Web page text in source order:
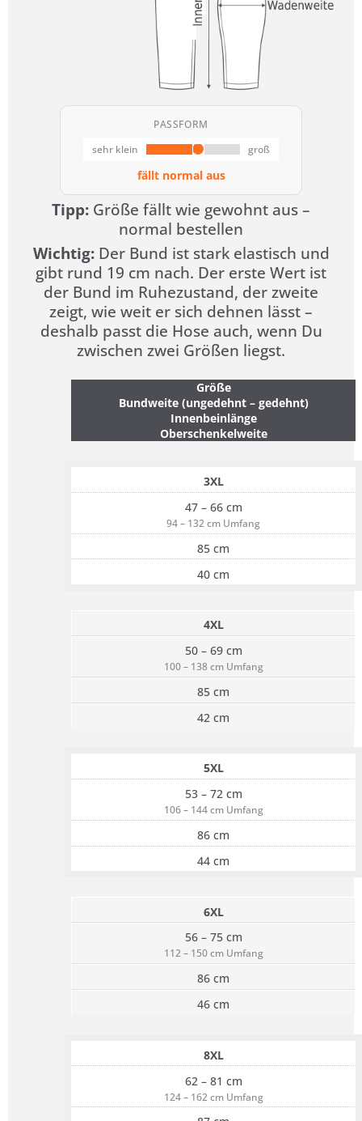
PASSFORM
sehr klein
groß
fällt normal aus
Tipp: Größe fällt wie gewohnt aus –
normal bestellen
Wichtig:Der Bund ist stark elastisch und
gibt rund 19 cm nach. Der erste Wert ist
der Bund im Ruhezustand, der zweite
zeigt, wie weit er sich dehnen lässt –
deshalb passt die Hose auch, wenn Du
zwischen zwei Größen liegst.
Größe
Bundweite (ungedehnt – gedehnt)
Innenbeinlänge
Oberschenkelweite
3XL
47 – 66 cm
94 – 132 cm Umfang
85 cm
40 cm
4XL
50 – 69 cm
100 – 138 cm Umfang
85 cm
42 cm
5XL
53 – 72 cm
106 – 144 cm Umfang
86 cm
44 cm
6XL
56 – 75 cm
112 – 150 cm Umfang
86 cm
46 cm
8XL
62 – 81 cm
124 – 162 cm Umfang